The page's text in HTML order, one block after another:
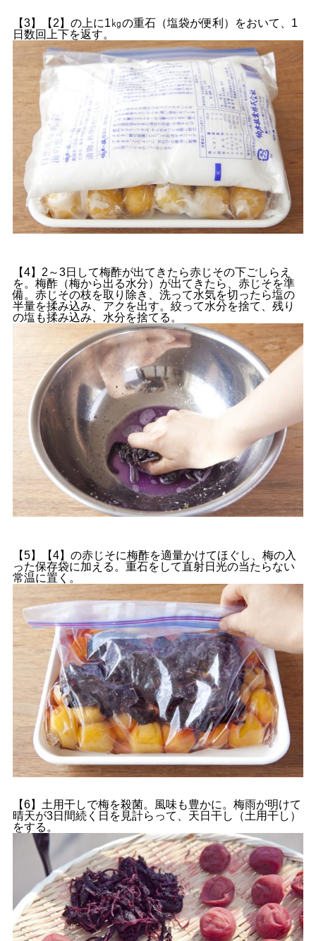
【3】【2】の上に1㎏の重石（塩袋が便利）をおいて、1
日数回上下を返す。
【4】2～3日して梅酢が出てきたら赤じその下ごしらえ
を。梅酢（梅から出る水分）が出てきたら、赤じそを準
備。赤じその枝を取り除き、洗って水気を切ったら塩の
半量を揉み込み、アクを出す。絞って水分を捨て、残り
の塩も揉み込み、水分を捨てる。
【5】【4】の赤じそに梅酢を適量かけてほぐし、梅の入
った保存袋に加える。重石をして直射日光の当たらない
常温に置く。
【6】土用干しで梅を殺菌。風味も豊かに。梅雨が明けて
晴天が3日間続く日を見計らって、天日干し（土用干し）
をする。